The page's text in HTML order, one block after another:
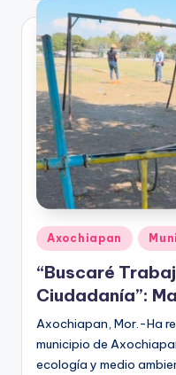
Publicado
en
Axochiapan
“Buscaré
Ciudadanía”:
Axochiapan, Mor.-Ha
municipio de
ecología y medio